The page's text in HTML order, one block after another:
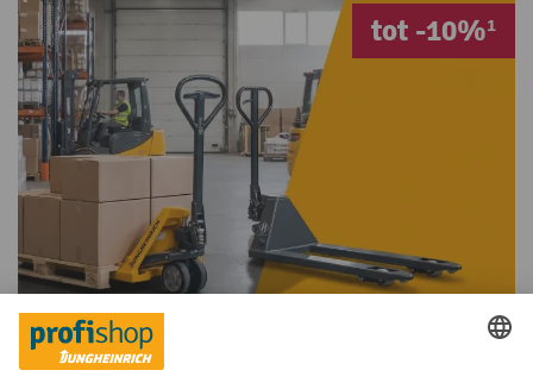
tot -10%¹